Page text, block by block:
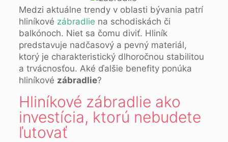
Medzi aktuálne trendy v oblasti bývania patrí
hliníkové zábradlie na schodiskách či
balkónoch. Niet sa čomu diviť. Hliník
predstavuje nadčasový a pevný materiál,
ktorý je charakteristický dlhoročnou stabilitou
a trvácnosťou. Aké ďalšie benefity ponúka
hliníkové zábradlie?
Hliníkové zábradlie ako
investícia, ktorú nebudete
ľutovať